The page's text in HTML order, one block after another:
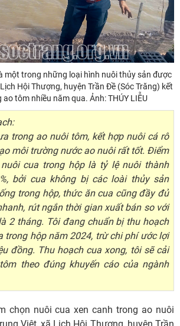
một trong những loại hình nuôi thủy sản được
Hội Thượng, huyện Trần Đề (Sóc Trăng) kết
ao tôm nhiều năm qua. Ảnh: THÚY LIỄU
trong ao nuôi tôm, kết hợp nuôi cá rô
môi trường nước ao nuôi rất tốt. Điểm
cua trong hộp là tỷ lệ nuôi thành
bởi cua không bị các loài thủy sản
trong hộp, thức ăn cua cũng đầy đủ
rút ngắn thời gian xuất bán so với
2 tháng. Tôi đang chuẩn bị thu hoạch
trong hộp năm 2024, trừ chi phí ước lợi
đồng. Thu hoạch cua xong, tôi sẽ cải
theo đúng khuyến cáo của ngành
chọn nuôi cua xen canh trong ao nuôi